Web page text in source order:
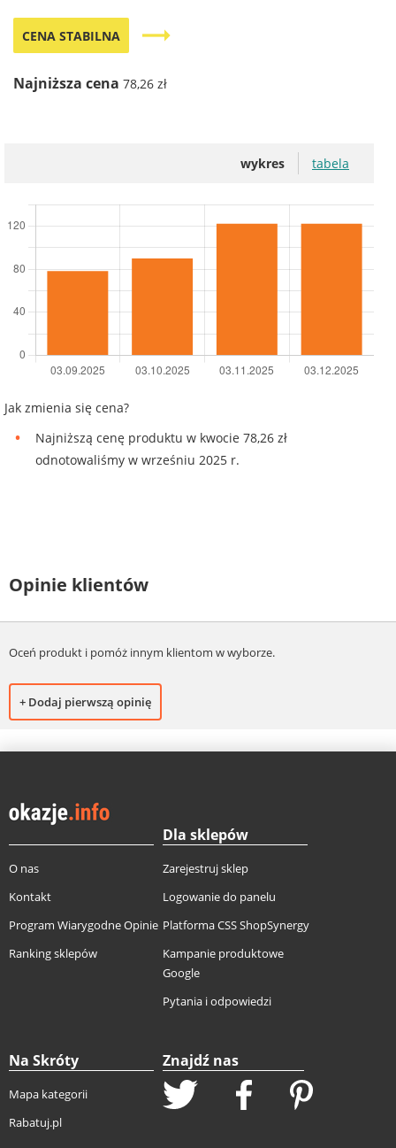
CENA STABILNA trending_flat
Najniższa cena 78,26 zł
wykres tabela
Jak zmienia się cena?
Najniższą cenę produktu w kwocie 78,26 zł
odnotowaliśmy w wrześniu 2025 r.
Opinie klientów
Oceń produkt i pomóż innym klientom w wyborze.
+ Dodaj pierwszą opinię
O nas
Kontakt
Program Wiarygodne Opinie
Ranking sklepów
Dla sklepów
Zarejestruj sklep
Logowanie do panelu
Platforma CSS ShopSynergy
Kampanie produktowe
Google
Pytania i odpowiedzi
Na Skróty
Mapa kategorii
Rabatuj.pl
Znajdź nas